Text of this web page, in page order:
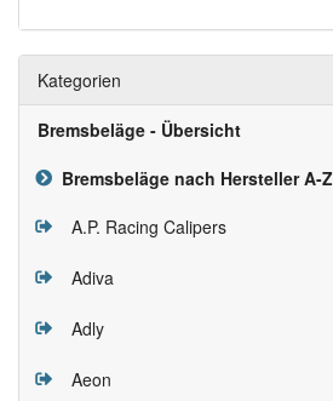
Kategorien
Bremsbeläge - Übersicht
Bremsbeläge nach Hersteller A-Z
A.P. Racing Calipers
Adiva
Adly
Aeon